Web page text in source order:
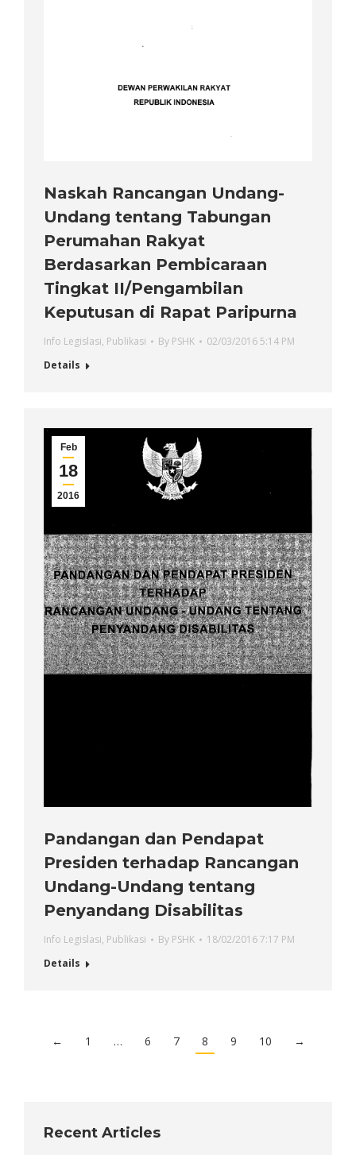
Naskah Rancangan Undang-
Undang tentang Tabungan
Perumahan Rakyat
Berdasarkan Pembicaraan
Tingkat II/Pengambilan
Keputusan di Rapat Paripurna
Info Legislasi, Publikasi By PSHK
02/03/2016 5:14 PM
Details
Feb
18
2016
Pandangan dan Pendapat
Presiden terhadap Rancangan
Undang-Undang tentang
Penyandang Disabilitas
Info Legislasi, Publikasi By PSHK
18/02/2016 7:17 PM
Details
← 1 … 6 7 8 9 10 →
Recent Articles